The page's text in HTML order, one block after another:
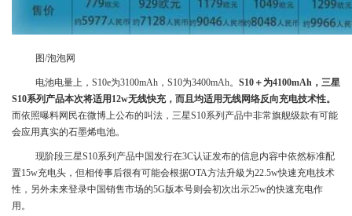
图/泡泡网
电池电量上，S10e为3100mAh，S10为3400mAh。 S10＋为4100mAh，三星
S10系列产品本次将适用12w无线快充，而且均适用无线网络反向充电技术性。
而依照曝料网民在微博上公布的叫法，三星S10系列产品中非常旗舰级款有可能
会应用真实的石墨烯电池。
现阶段三星S10系列产品中国发行在3C认证发布的信息内容中依然标准配
置15w充电头，但相传事后很有可能会根据OTA方法升級为22.5w快速充电技术
性，另外未来登录中国销售市场的5G版本号则会初次出示25w的快速充电作
用。